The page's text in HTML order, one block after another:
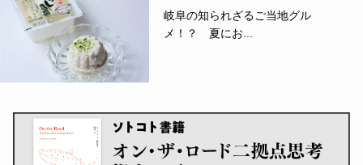
岐阜の知られざるご当地グル
メ！？ 夏にお...